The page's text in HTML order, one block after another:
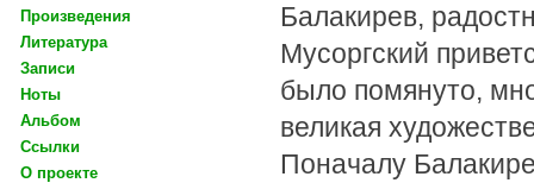
Балакирев,
Мусоргский
было помянуто,
великая
Поначалу
Произведения
Литература
Записи
Ноты
Альбом
Ссылки
О проекте